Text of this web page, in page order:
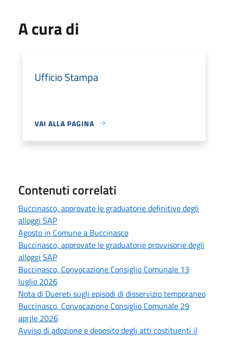
A cura di
Ufficio Stampa
VAI ALLA PAGINA
Contenuti correlati
Buccinasco, approvate le graduatorie definitive degli
alloggi SAP
Agosto in Comune a Buccinasco
Buccinasco, approvate le graduatorie provvisorie degli
alloggi SAP
Buccinasco, Convocazione Consiglio Comunale 13
luglio 2026
Nota di Duereti sugli episodi di disservizio temporaneo
Buccinasco, Convocazione Consiglio Comunale 29
aprile 2026
Avviso di adozione e deposito degli atti costituenti il